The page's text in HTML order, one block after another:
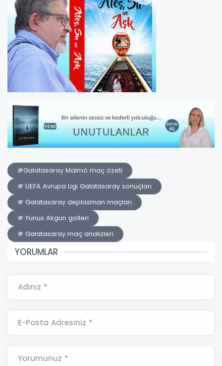
#Galatasaray Malmö maç özeti
# UEFA Avrupa Ligi Galatasaray sonuçları
# Galatasaray deplasman maçları
# Yunus Akgün golleri
# Galatasaray maç analizleri
YORUMLAR
Adınız *
E-Posta Adresiniz *
Yorumunuz *